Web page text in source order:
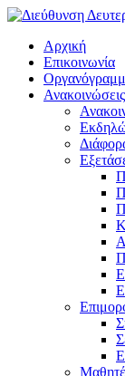
Αρχική
Επικοινωνία
Ανακοινώσεις